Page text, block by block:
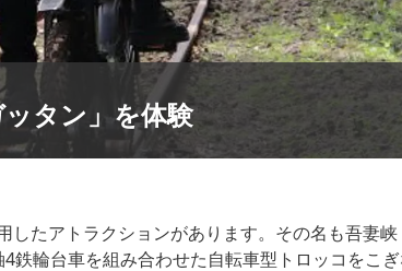
タン」を体験
したアトラクションがあります。その名も吾妻峡
鉄輪台車を組み合わせた自転車型トロッコをこ